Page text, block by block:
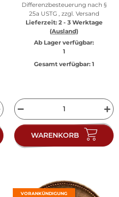
Differenzbesteuerung nach §
25a USTG , zzgl. Versand
Lieferzeit: 2 - 3 Werktage
(Ausland)
Ab Lager verfügbar:
1
Gesamt verfügbar:1
WARENKORB
VORANKÜNDIGUNG